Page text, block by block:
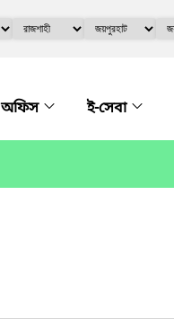
অফিস ই-সেবা